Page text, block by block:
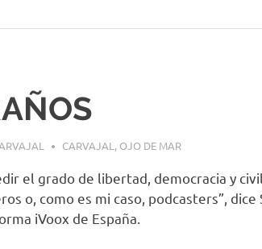
CARVAJAL , OJO DE MAR
el grado de libertad, democracia y
o, como es mi caso, podcasters”,
iVoox de España.